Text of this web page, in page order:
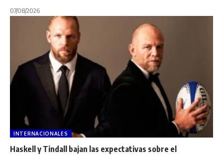
07/08/2026
INTERNACIONALES
Haskell y Tindall bajan las expectativas sobre el